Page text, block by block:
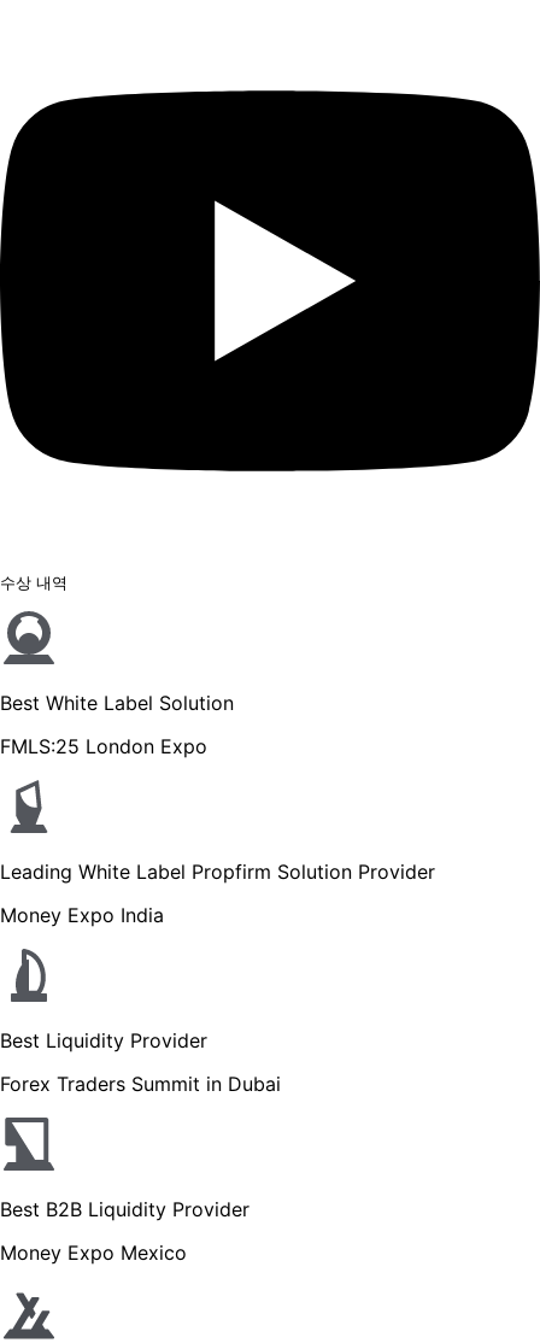
수상 내역
Best White Label Solution
FMLS:25 London Expo
Leading White Label Propfirm Solution Provider
Money Expo India
Best Liquidity Provider
Forex Traders Summit in Dubai
Best B2B Liquidity Provider
Money Expo Mexico